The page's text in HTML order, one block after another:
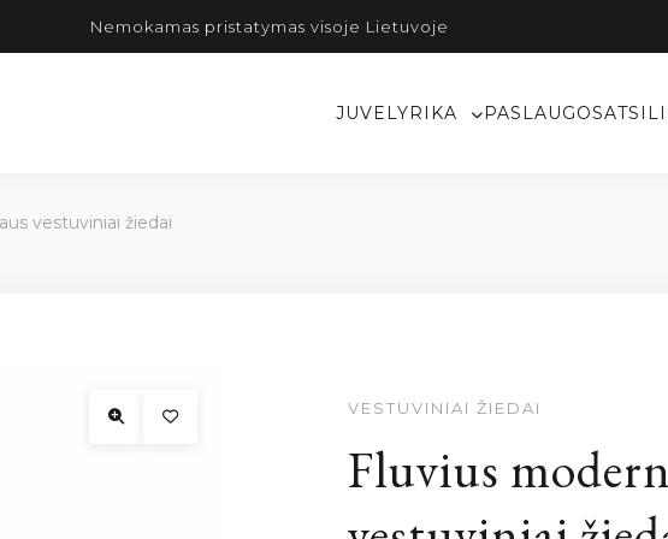
Nemokamas pristatymas visoje Lietuvoje
JUVELYRIKA PASLAUGOS
vestuviniai žiedai
VESTUVINIAI ŽIEDAI
Fluvius